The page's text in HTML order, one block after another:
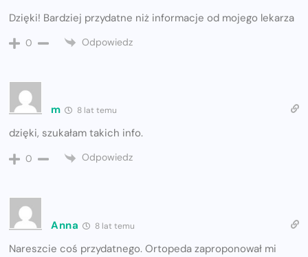
Dzięki! Bardziej przydatne niż informacje od mojego lekarza
0 Odpowiedz
m 8 lat temu
dzięki, szukałam takich info.
0 Odpowiedz
Anna 8 lat temu
Nareszcie coś przydatnego. Ortopeda zaproponował mi